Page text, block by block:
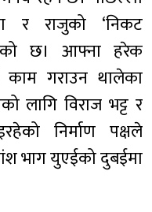
र राजुको ‘निकट
छ। आफ्ना हरेक
काम गराउन थालेका
लागि विराज भट्ट र
निर्माण पक्षले
भाग युएईको दुबईमा